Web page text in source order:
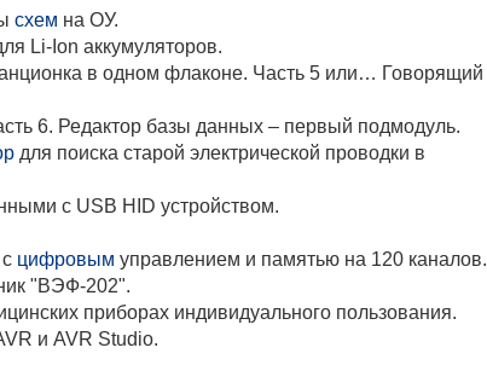
схем на ОУ.
Li-Ion аккумуляторов.
в одном флаконе. Часть 5 или… Говорящий
6. Редактор базы данных – первый подмодуль.
для поиска старой электрической проводки в
с USB HID устройством.
цифровым управлением и памятью на 120 каналов.
"ВЭФ-202".
приборах индивидуального пользования.
и AVR Studio.